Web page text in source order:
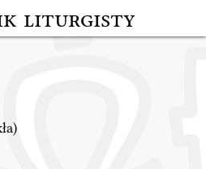
liturgisty